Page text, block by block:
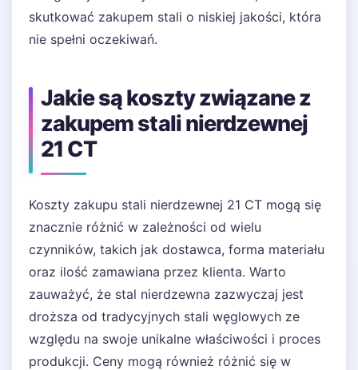
skutkować zakupem stali o niskiej jakości, która
nie spełni oczekiwań.
Jakie są koszty związane z
zakupem stali nierdzewnej
21 CT
Koszty zakupu stali nierdzewnej 21 CT mogą się
znacznie różnić w zależności od wielu
czynników, takich jak dostawca, forma materiału
oraz ilość zamawiana przez klienta. Warto
zauważyć, że stal nierdzewna zazwyczaj jest
droższa od tradycyjnych stali węglowych ze
względu na swoje unikalne właściwości i proces
produkcji. Ceny mogą również różnić się w